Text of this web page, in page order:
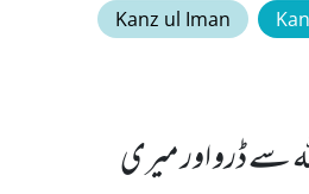
Kanz ul Iman
سے ڈرو اور میری